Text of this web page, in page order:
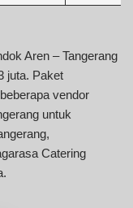
Aren – Tangerang
juta. Paket
vendor
untuk
Catering